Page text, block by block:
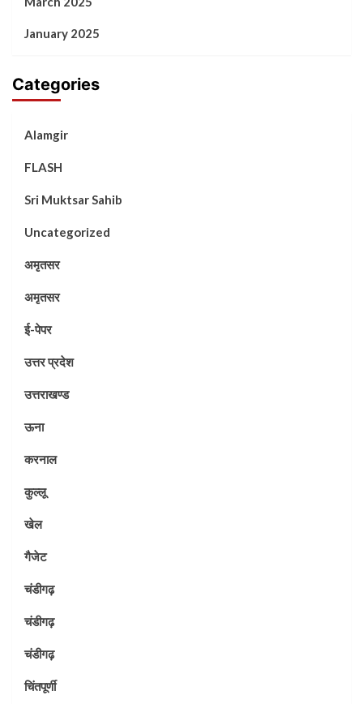
January 2025
Categories
Alamgir
FLASH
Sri Muktsar Sahib
Uncategorized
अमृतसर
अमृतसर
ई-पेपर
उत्तर प्रदेश
उत्तराखण्ड
ऊना
करनाल
कुल्लू
खेल
गैजेट
चंडीगढ़
चंडीगढ़
चंडीगढ़
चिंतपूर्णी